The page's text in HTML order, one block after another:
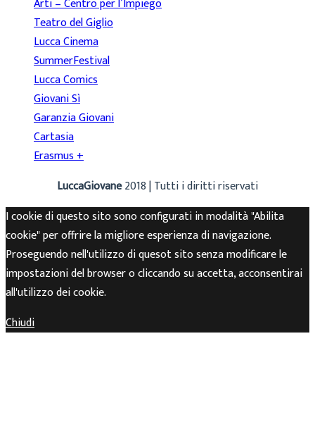
Arti – Centro per l’Impiego
Teatro del Giglio
Lucca Cinema
SummerFestival
Lucca Comics
Giovani Sì
Garanzia Giovani
Cartasia
Erasmus +
LuccaGiovane2018 | Tutti i diritti riservati
I cookie di questo sito sono configurati in modalità "Abilita
cookie" per offrire la migliore esperienza di navigazione.
Proseguendo nell'utilizzo di quesot sito senza modificare le
impostazioni del browser o cliccando su accetta, acconsentirai
all'utilizzo dei cookie.
Chiudi